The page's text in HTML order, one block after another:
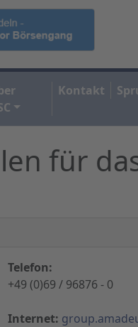
Kontakt
für
Telefon:
+49 (0)69 / 96876 - 0
Internet: